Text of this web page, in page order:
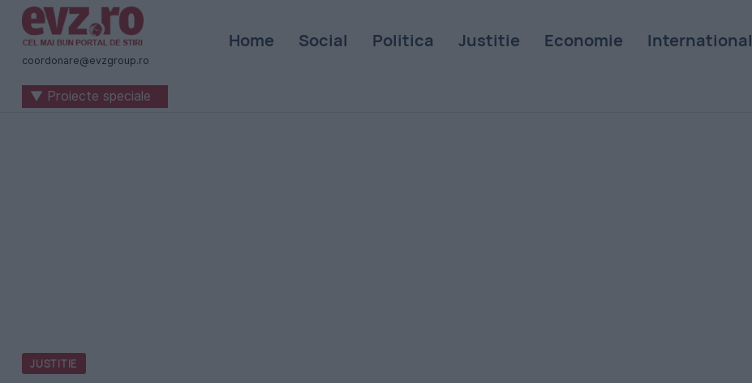
Știri
naționale
internaționale
coordonare@evzgroup.ro
Home Social Politica Justitie Economie International
▼ Proiecte speciale
JUSTITIE